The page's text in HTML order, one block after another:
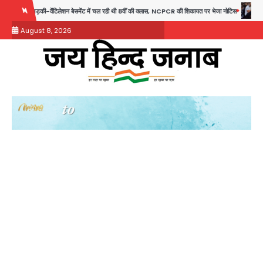
content
बेसमेंट में चल रही थी 8वीं की क्लास, NCPCR की शिकायत पर भेजा नोटिस Rahul Gandhi
August 8, 2026